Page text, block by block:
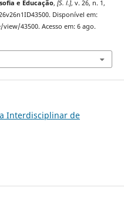
e Educação, [S. l.], v. 26, n. 1,
Disponível em:
43500. Acesso em: 6 ago.
Interdisciplinar de